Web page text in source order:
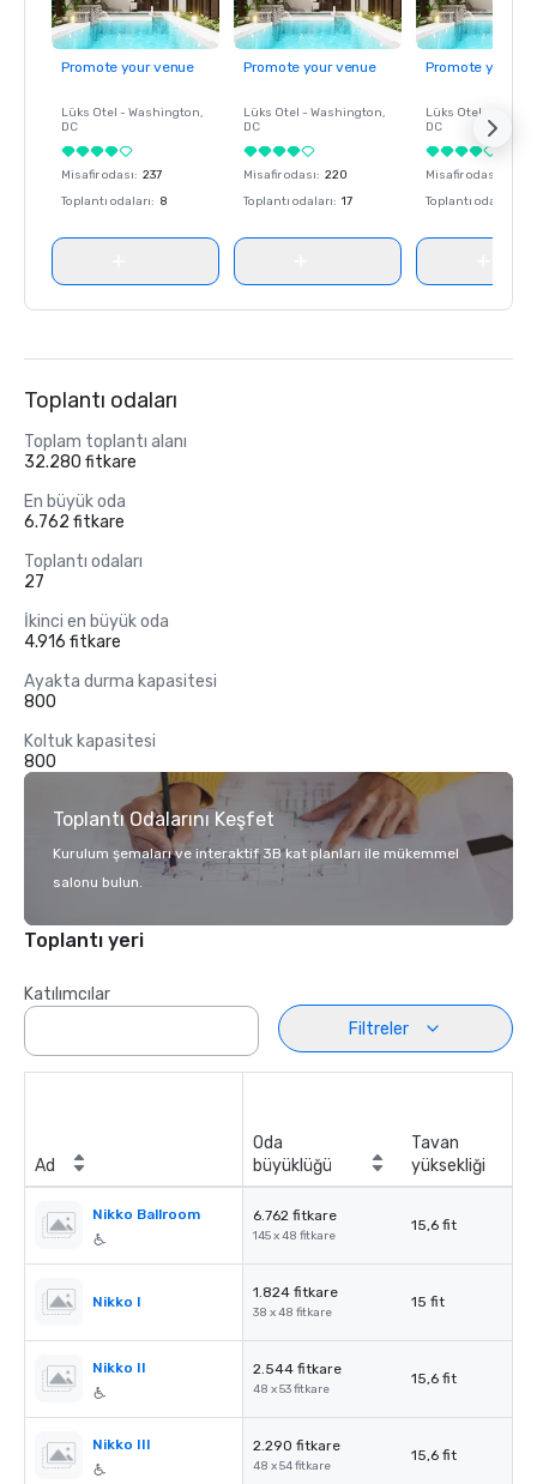
Promote your venue
Lüks Otel - Washington,
DC
Misafir odası: 237
Toplantı odaları: 8
Promote your venue
Lüks Otel - Washington,
DC
Misafir odası: 220
Toplantı odaları: 17
Promote your
Lüks Otel -
DC
Misafir odası
Toplantı odaları
Toplantı odaları
Toplam toplantı alanı
32.280 fitkare
En büyük oda
6.762 fitkare
Toplantı odaları
27
İkinci en büyük oda
4.916 fitkare
Ayakta durma kapasitesi
800
Koltuk kapasitesi
800
Toplantı Odalarını Keşfet
Kurulum şemaları ve interaktif 3B kat planları ile mükemmel
salonu bulun.
Toplantı yeri
Katılımcılar
Filtreler
Ad
Oda
büyüklüğü
Tavan
yüksekliği
Nikko Ballroom 6.762 fitkare
145 x 48 fitkare
15,6 fit
Nikko I
1.824 fitkare
38 x 48 fitkare
15 fit
Nikko II 2.544 fitkare
48 x 53 fitkare
15,6 fit
Nikko III 2.290 fitkare
48 x 54 fitkare
15,6 fit